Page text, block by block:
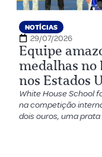
NOTÍCIAS
29/07/2026
Equipe
medalhas no
nos Estados
White House School
na competição
dois ouros, uma